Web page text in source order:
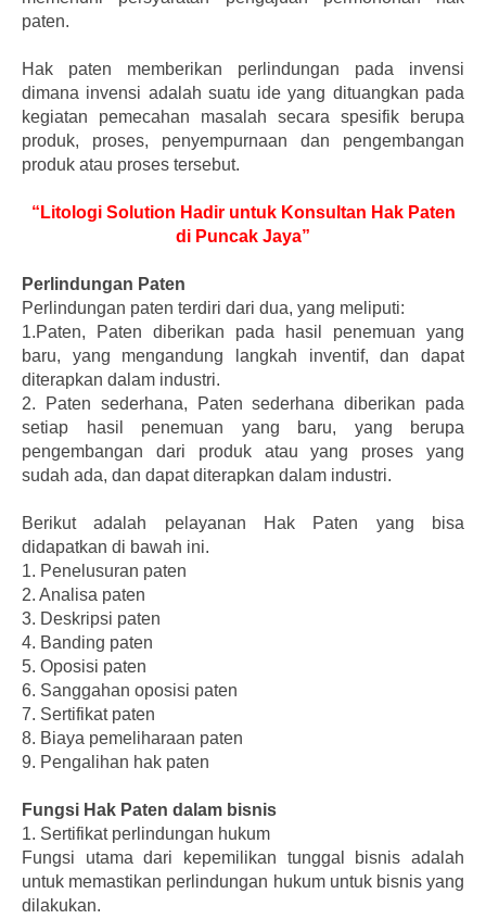
paten.
Hak paten memberikan perlindungan pada invensi
dimana invensi adalah suatu ide yang dituangkan pada
kegiatan pemecahan masalah secara spesifik berupa
produk, proses, penyempurnaan dan pengembangan
produk atau proses tersebut.
“Litologi Solution Hadir untuk Konsultan Hak Paten
di Puncak Jaya”
Perlindungan Paten
Perlindungan paten terdiri dari dua, yang meliputi:
1.Paten, Paten diberikan pada hasil penemuan yang
baru, yang mengandung langkah inventif, dan dapat
diterapkan dalam industri.
2. Paten sederhana, Paten sederhana diberikan pada
setiap hasil penemuan yang baru, yang berupa
pengembangan dari produk atau yang proses yang
sudah ada, dan dapat diterapkan dalam industri.
Berikut adalah pelayanan Hak Paten yang bisa
didapatkan di bawah ini.
1. Penelusuran paten
2. Analisa paten
3. Deskripsi paten
4. Banding paten
5. Oposisi paten
6. Sanggahan oposisi paten
7. Sertifikat paten
8. Biaya pemeliharaan paten
9. Pengalihan hak paten
Fungsi Hak Paten dalam bisnis
1. Sertifikat perlindungan hukum
Fungsi utama dari kepemilikan tunggal bisnis adalah
untuk memastikan perlindungan hukum untuk bisnis yang
dilakukan.